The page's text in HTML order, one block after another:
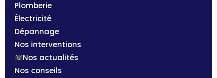
Plomberie
Électricité
Dépannage
Nos interventions
Nos actualités
Nos conseils